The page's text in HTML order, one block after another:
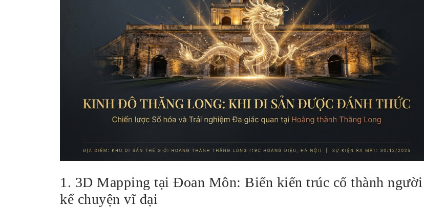
1. 3D Mapping tại Đoan Môn: Biến kiến trúc cổ thành người
kể chuyện vĩ đại